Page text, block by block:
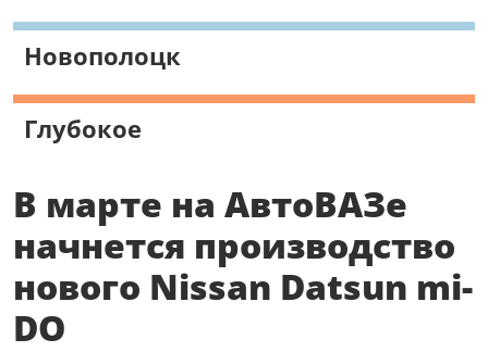
Новополоцк
Глубокое
В марте на АвтоВАЗе
начнется производство
нового Nissan Datsun mi-
DO